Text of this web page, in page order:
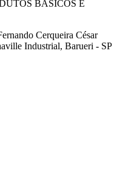
BÁSICOS E
Cerqueira César
Industrial, Barueri - SP